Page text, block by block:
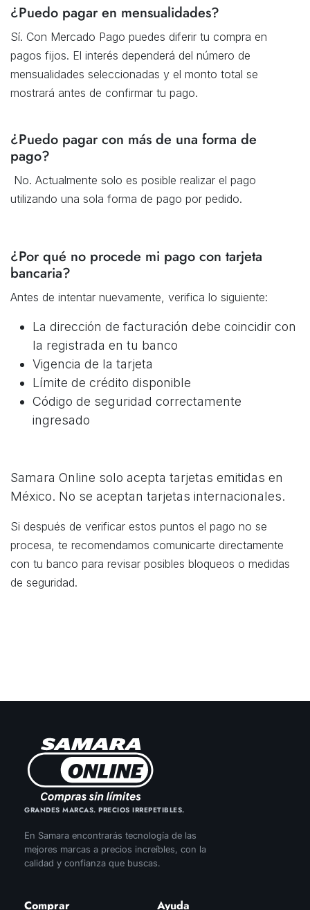
¿Puedo pagar en mensualidades?
Sí. Con Mercado Pago puedes diferir tu compra en
pagos fijos. El interés dependerá del número de
mensualidades seleccionadas y el monto total se
mostrará antes de confirmar tu pago.
¿Puedo pagar con más de una forma de
pago?
No. Actualmente solo es posible realizar el pago
utilizando una sola forma de pago por pedido.
¿Por qué no procede mi pago con tarjeta
bancaria?
Antes de intentar nuevamente, verifica lo siguiente:
La dirección de facturación debe coincidir con
la registrada en tu banco
Vigencia de la tarjeta
Límite de crédito disponible
Código de seguridad correctamente
ingresado
Samara Online solo acepta tarjetas emitidas en
México. No se aceptan tarjetas internacionales.
Si después de verificar estos puntos el pago no se
procesa, te recomendamos comunicarte directamente
con tu banco para revisar posibles bloqueos o medidas
de seguridad.
GRANDES MARCAS. PRECIOS IRREPETIBLES.
En Samara encontrarás tecnología de las
mejores marcas a precios increíbles, con la
calidad y confianza que buscas.
Comprar Ayuda